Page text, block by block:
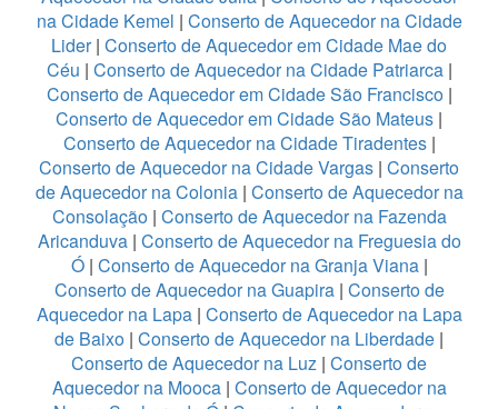
na Cidade Kemel | Conserto de Aquecedor na Cidade
Lider| Conserto de Aquecedor em Cidade Mae do
Céu | Conserto de Aquecedor na Cidade Patriarca|
Conserto de Aquecedor em Cidade São Francisco |
Conserto de Aquecedor em Cidade São Mateus |
Conserto de Aquecedor na Cidade Tiradentes|
Conserto de Aquecedor na Cidade Vargas | Conserto
de Aquecedor na Colonia| Conserto de Aquecedor na
Consolação | Conserto de Aquecedor na Fazenda
Aricanduva| Conserto de Aquecedor na Freguesia do
Ó| Conserto de Aquecedor na Granja Viana|
Conserto de Aquecedor na Guapira| Conserto de
Aquecedor na Lapa| Conserto de Aquecedor na Lapa
de Baixo | Conserto de Aquecedor na Liberdade |
Conserto de Aquecedor na Luz | Conserto de
Aquecedor na Mooca| Conserto de Aquecedor na